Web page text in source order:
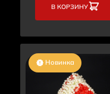
В КОРЗИНУ
Новинка